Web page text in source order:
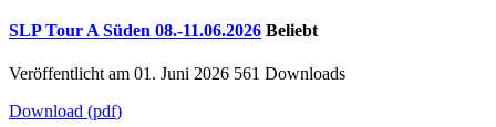
SLP Tour A Süden 08.-11.06.2026 Beliebt
Veröffentlicht am 01. Juni 2026 561 Downloads
Download (pdf)